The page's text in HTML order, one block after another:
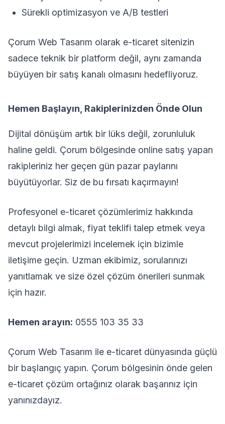
Sürekli optimizasyon ve A/B testleri
Çorum Web Tasarım olarak e-ticaret sitenizin
sadece teknik bir platform değil, aynı zamanda
büyüyen bir satış kanalı olmasını hedefliyoruz.
Hemen Başlayın, Rakiplerinizden Önde Olun
Dijital dönüşüm artık bir lüks değil, zorunluluk
haline geldi. Çorum bölgesinde online satış yapan
rakipleriniz her geçen gün pazar paylarını
büyütüyorlar. Siz de bu fırsatı kaçırmayın!
Profesyonel e-ticaret çözümlerimiz hakkında
detaylı bilgi almak, fiyat teklifi talep etmek veya
mevcut projelerimizi incelemek için bizimle
iletişime geçin. Uzman ekibimiz, sorularınızı
yanıtlamak ve size özel çözüm önerileri sunmak
için hazır.
Hemen arayın: 0555 103 35 33
Çorum Web Tasarım ile e-ticaret dünyasında güçlü
bir başlangıç yapın. Çorum bölgesinin önde gelen
e-ticaret çözüm ortağınız olarak başarınız için
yanınızdayız.